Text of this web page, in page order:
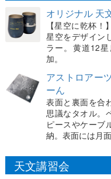
オリジナル 天
【星空に乾杯
星空をデザイン
ラー。黄道12
加。
アストロアー
ーん
表面と裏面を合
思議なタオル。
ピースやケーブ
納。表面には月
天文講習会